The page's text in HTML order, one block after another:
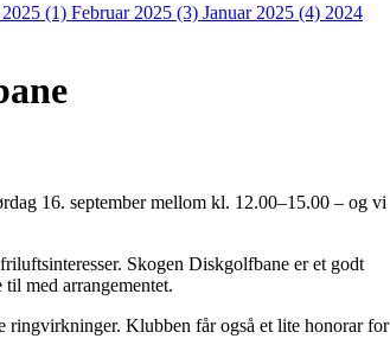
(1) Februar 2025 (3) Januar 2025 (4) 2024
16. september mellom kl. 12.00–15.00 – og vi
Skogen Diskgolfbane er et godt
med arrangementet.
ringvirkninger. Klubben får også et lite honorar for